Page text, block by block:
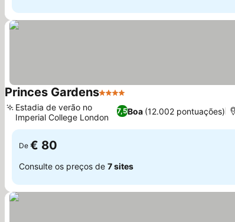
Princes Gardens4 Estrelas
7,5Boa (12.002 pontuações)
Estadia de verão no
Imperial College London
De € 80
Consulte os preços de 7 sites